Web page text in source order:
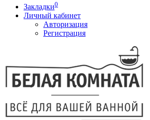
Закладки0
Личный кабинет
Авторизация
Регистрация